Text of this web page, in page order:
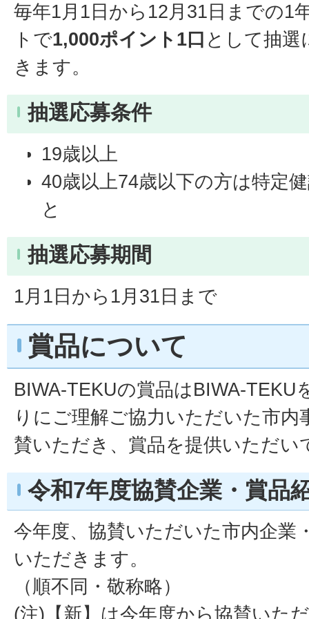
毎年1月1日から12月31日までの1
トで1,000ポイント1口 として抽選
きます。
抽選応募条件
19歳以上
40歳以上74歳以下の方は特定
と
抽選応募期間
1月1日から1月31日まで
賞品について
BIWA-TEKUの賞品はBIWA-TEKU
りにご理解ご協力いただいた市内
賛いただき、賞品を提供いただい
令和7年度協賛企業・賞品
今年度、協賛いただいた市内企業
いただきます。
（順不同・敬称略）
(注)【新】は今年度から協賛いた